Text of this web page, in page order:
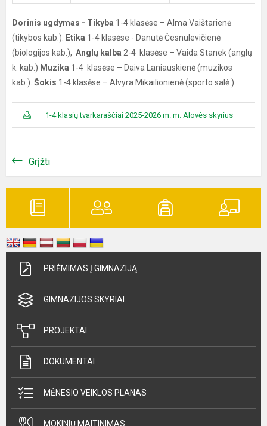
Dorinis ugdymas - Tikyba 1-4 klasėse – Alma Vaištarienė
(tikybos kab.).
Etika 1-4 klasėse - Danutė Česnulevičienė
(biologijos kab.), Anglų kalba 2-4 klasėse – Vaida Stanek (anglų
k. kab.) Muzika 1-4 klasėse – Daiva Laniauskienė (muzikos
kab.). Šokis 1-4 klasėse – Alvyra Mikailionienė (sporto salė ).
1-4 klasių tvarkaraščiai 2025-2026 m. m. Alovės skyrius
Grįžti
PRIĖMIMAS Į GIMNAZIJĄ
GIMNAZIJOS SKYRIAI
PROJEKTAI
DOKUMENTAI
MĖNESIO VEIKLOS PLANAS
MOKINIŲ MAITINIMAS